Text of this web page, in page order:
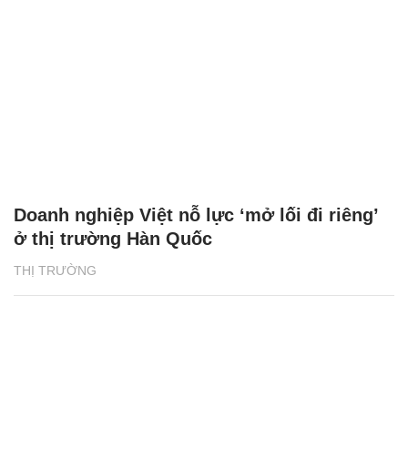
THỊ TRƯỜNG
Doanh nghiệp Việt nỗ lực ‘mở lối đi riêng’
ở thị trường Hàn Quốc